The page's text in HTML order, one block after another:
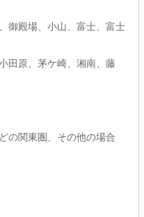
御殿場、小山、富士、富士
田原、茅ケ崎、湘南、藤
の関東圏、その他の場合